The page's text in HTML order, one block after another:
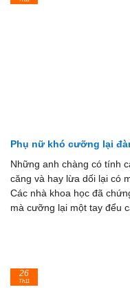
Phụ nữ khó cưỡng lại
Những anh chàng có tính
căng và hay lừa dối lại có
Các nhà khoa học đã
mà cưỡng lại một tay đểu
26
Th11